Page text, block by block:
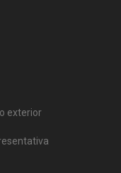
exterior